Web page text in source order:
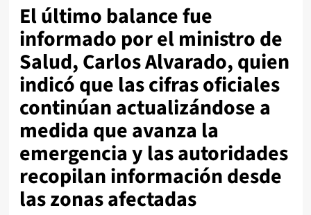
El último balance fue
informado por el ministro de
Salud, Carlos Alvarado, quien
indicó que las cifras oficiales
continúan actualizándose a
medida que avanza la
emergencia y las autoridades
recopilan información desde
las zonas afectadas